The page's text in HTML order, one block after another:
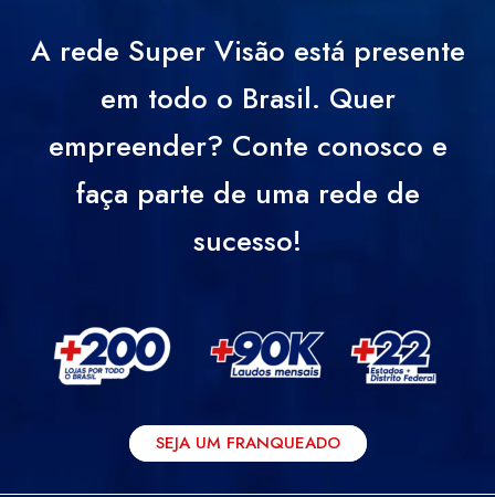
A rede Super Visão está presente
em todo o Brasil. Quer
empreender? Conte conosco e
faça parte de uma rede de
sucesso!
SEJA UM FRANQUEADO